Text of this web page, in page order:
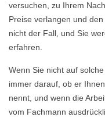
versuchen, zu Ihrem
Preise verlangen und
nicht der Fall, und Sie
erfahren.
Wenn Sie nicht auf
immer darauf, ob er
nennt, und wenn die
vom Fachmann